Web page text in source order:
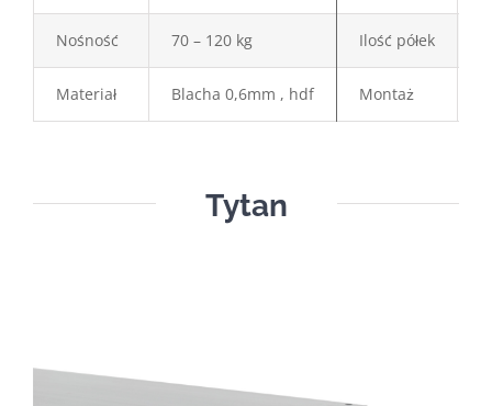
Nośność 70 – 120 kg Ilość półek
Materiał Blacha 0,6mm , hdf Montaż
Tytan